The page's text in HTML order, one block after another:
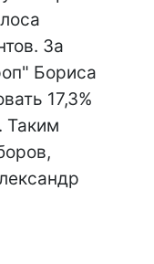
За
Бориса
17,3%
Таким